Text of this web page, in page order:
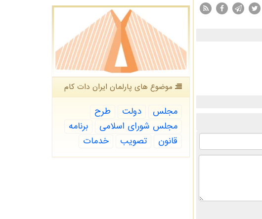
موضوع های پارلمان ایران دات كام
مجلس دولت
طرح
مجلس شورای اسلامی
برنامه
قانون
تصویب خدمات